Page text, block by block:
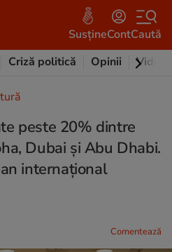
SusțineContCaută
Criză politică Opinii Video
peste 20% dintre
Dubai și Abu Dhabi.
internațional
Comentează